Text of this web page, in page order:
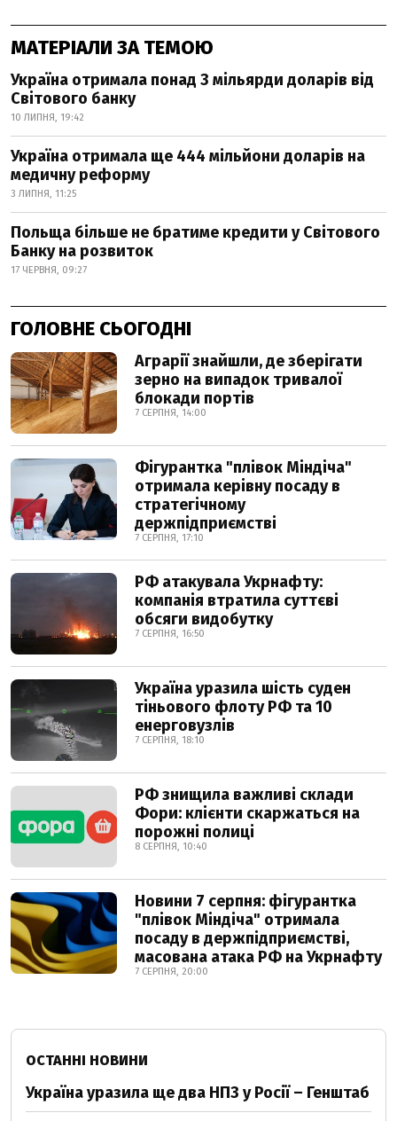
МАТЕРІАЛИ ЗА ТЕМОЮ
Україна отримала понад 3 мільярди доларів від
Світового банку
10 ЛИПНЯ, 19:42
Україна отримала ще 444 мільйони доларів на
медичну реформу
3 ЛИПНЯ, 11:25
Польща більше не братиме кредити у Світового
Банку на розвиток
17 ЧЕРВНЯ, 09:27
ГОЛОВНЕ СЬОГОДНІ
Аграрії знайшли, де зберігати
зерно на випадок тривалої
блокади портів
7 СЕРПНЯ, 14:00
Фігурантка "плівок Міндіча"
отримала керівну посаду в
стратегічному
держпідприємстві
7 СЕРПНЯ, 17:10
РФ атакувала Укрнафту:
компанія втратила суттєві
обсяги видобутку
7 СЕРПНЯ, 16:50
Україна уразила шість суден
тіньового флоту РФ та 10
енерговузлів
7 СЕРПНЯ, 18:10
РФ знищила важливі склади
Фори: клієнти скаржаться на
порожні полиці
8 СЕРПНЯ, 10:40
Новини 7 серпня: фігурантка
"плівок Міндіча" отримала
посаду в держпідприємстві,
масована атака РФ на Укрнафту
7 СЕРПНЯ, 20:00
ОСТАННІ НОВИНИ
Україна уразила ще два НПЗ у Росії – Генштаб